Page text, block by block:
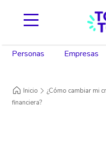
Personas Empresas
Inicio
¿Cómo cambiar mi
financiera?